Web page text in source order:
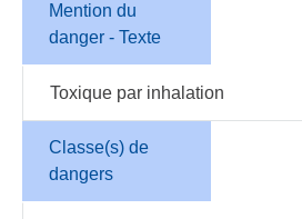
Mention du
danger - Texte
Toxique par inhalation
Classe(s) de
dangers